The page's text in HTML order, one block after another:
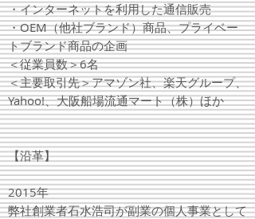
・インターネットを利用した通信販売
・OEM（他社ブランド）商品、プライベー
トブランド商品の企画
＜従業員数＞6名
＜主要取引先＞アマゾン社、楽天グループ、
Yahoo!、大阪船場流通マート（株）ほか
【沿革】
2015年
弊社創業者石水浩司が副業の個人事業として